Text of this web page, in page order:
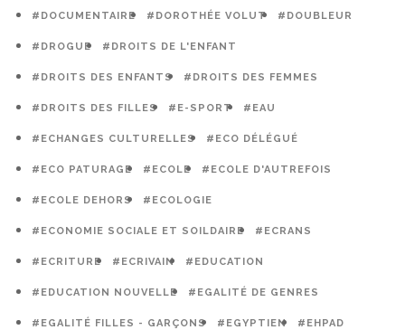
#DOCUMENTAIRE #DOROTHÉE VOLUT #DOUBLEUR
#DROGUE #DROITS DE L'ENFANT
#DROITS DES ENFANTS #DROITS DES FEMMES
#DROITS DES FILLES #E-SPORT #EAU
#ECHANGES CULTURELLES #ECO DÉLÉGUÉ
#ECO PATURAGE #ECOLE #ECOLE D'AUTREFOIS
#ECOLE DEHORS #ECOLOGIE
#ECONOMIE SOCIALE ET SOILDAIRE #ECRANS
#ECRITURE #ECRIVAIN #EDUCATION
#EDUCATION NOUVELLE #EGALITÉ DE GENRES
#EGALITÉ FILLES - GARÇONS #EGYPTIEN #EHPAD